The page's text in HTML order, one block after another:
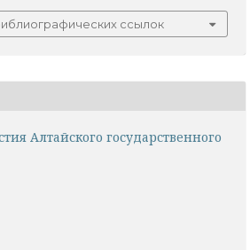
ссылок
Алтайского государственного